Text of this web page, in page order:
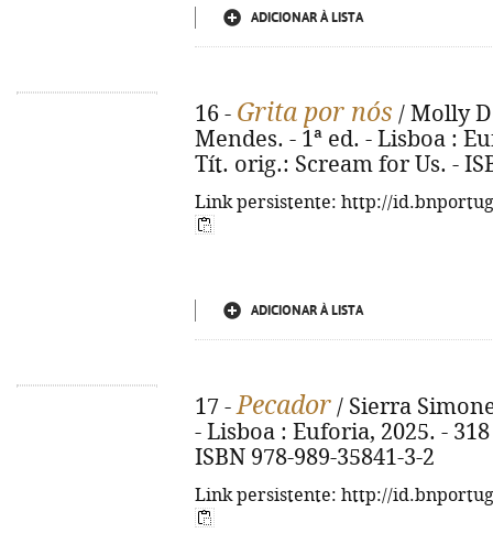
ADICIONAR À LISTA
16 - Grita por nós / Molly
Mendes. - 1ª ed. - Lisboa :
Tít. orig.: Scream for Us. -
Link persistente: http://
ADICIONAR À LISTA
17 -Pecador / Sierra
- Lisboa : Euforia, 2025. -
ISBN 978-989-35841-3-2
Link persistente: http://